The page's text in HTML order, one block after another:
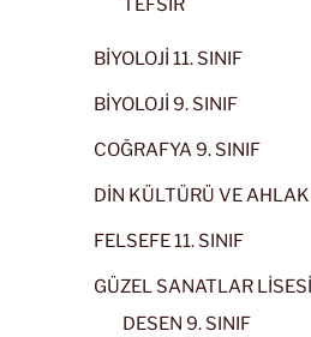
TEFSİR
BİYOLOJİ 11. SINIF
BİYOLOJİ 9. SINIF
COĞRAFYA 9. SINIF
DİN KÜLTÜRÜ VE
FELSEFE 11. SINIF
GÜZEL SANATLAR LİSESİ
DESEN 9. SINIF